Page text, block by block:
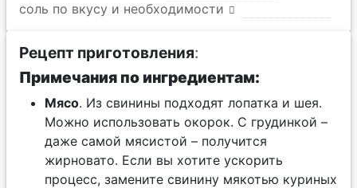
соль по вкусу и необходимости
Рецепт приготовления:
Примечания по ингредиентам:
Мясо. Из свинины подходят лопатка и шея.
Можно использовать окорок. С грудинкой –
даже самой мясистой – получится
жирновато. Если вы хотите ускорить
процесс, замените свинину мякотью куриных